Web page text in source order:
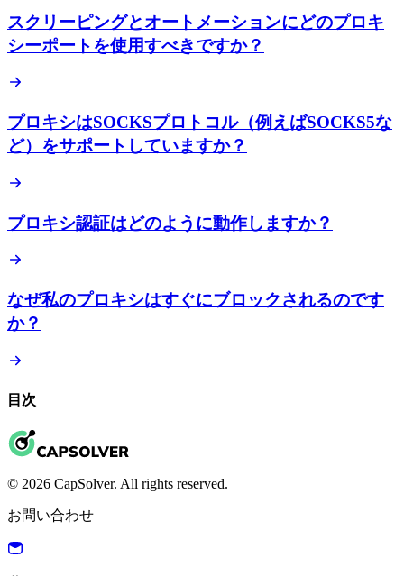
スクリーピングとオートメーションにどのプロキ
シーポートを使用すべきですか？
プロキシはSOCKSプロトコル（例えばSOCKS5な
ど）をサポートしていますか？
プロキシ認証はどのように動作しますか？
なぜ私のプロキシはすぐにブロックされるのです
か？
目次
© 2026 CapSolver. All rights reserved.
お問い合わせ